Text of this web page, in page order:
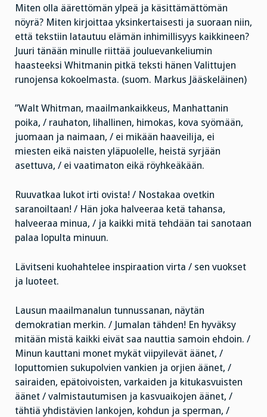
Miten olla äärettömän ylpeä ja käsittämättömän
nöyrä? Miten kirjoittaa yksinkertaisesti ja suoraan niin,
että tekstiin latautuu elämän inhimillisyys kaikkineen?
Juuri tänään minulle riittää jouluevankeliumin
haasteeksi Whitmanin pitkä teksti hänen Valittujen
runojensa kokoelmasta. (suom. Markus Jääskeläinen)
”Walt Whitman, maailmankaikkeus, Manhattanin
poika, / rauhaton, lihallinen, himokas, kova syömään,
juomaan ja naimaan, / ei mikään haaveilija, ei
miesten eikä naisten yläpuolelle, heistä syrjään
asettuva, / ei vaatimaton eikä röyhkeäkään.
Ruuvatkaa lukot irti ovista! / Nostakaa ovetkin
saranoiltaan! / Hän joka halveeraa ketä tahansa,
halveeraa minua, / ja kaikki mitä tehdään tai sanotaan
palaa lopulta minuun.
Lävitseni kuohahtelee inspiraation virta / sen vuokset
ja luoteet.
Lausun maailmanalun tunnussanan, näytän
demokratian merkin. / Jumalan tähden! En hyväksy
mitään mistä kaikki eivät saa nauttia samoin ehdoin. /
Minun kauttani monet mykät viipyilevät äänet, /
loputtomien sukupolvien vankien ja orjien äänet, /
sairaiden, epätoivoisten, varkaiden ja kitukasvuisten
äänet / valmistautumisen ja kasvuaikojen äänet, /
tähtiä yhdistävien lankojen, kohdun ja sperman, /